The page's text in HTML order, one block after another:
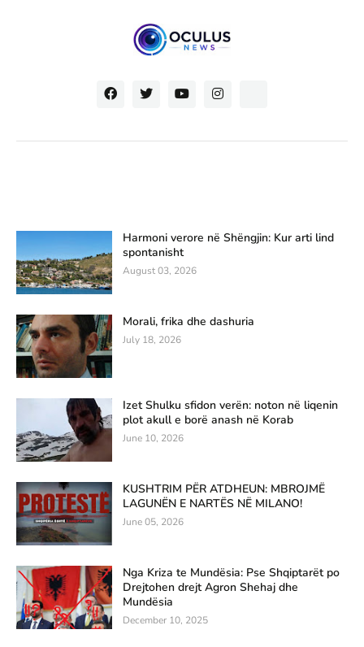
Harmoni verore në Shëngjin: Kur arti lind
spontanisht
August 03, 2026
Morali, frika dhe dashuria
July 18, 2026
Izet Shulku sfidon verën: noton në liqenin
plot akull e borë anash në Korab
June 10, 2026
KUSHTRIM PËR ATDHEUN: MBROJMË
LAGUNËN E NARTËS NË MILANO!
June 05, 2026
Nga Kriza te Mundësia: Pse Shqiptarët po
Drejtohen drejt Agron Shehaj dhe
Mundësia
December 10, 2025